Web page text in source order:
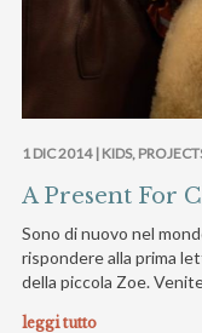
1 DIC 2014 | KIDS,
A Present For
Sono di nuovo nel
rispondere alla prima
della piccola Zoe.
leggi tutto